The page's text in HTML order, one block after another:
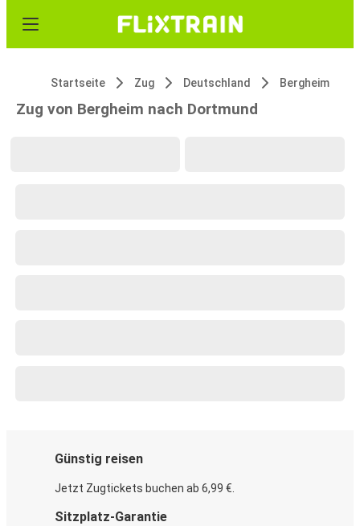
Startseite Zug Deutschland Bergheim
Zug von Bergheim nach Dortmund
Günstig reisen
Jetzt Zugtickets buchen ab 6,99 €.
Sitzplatz-Garantie